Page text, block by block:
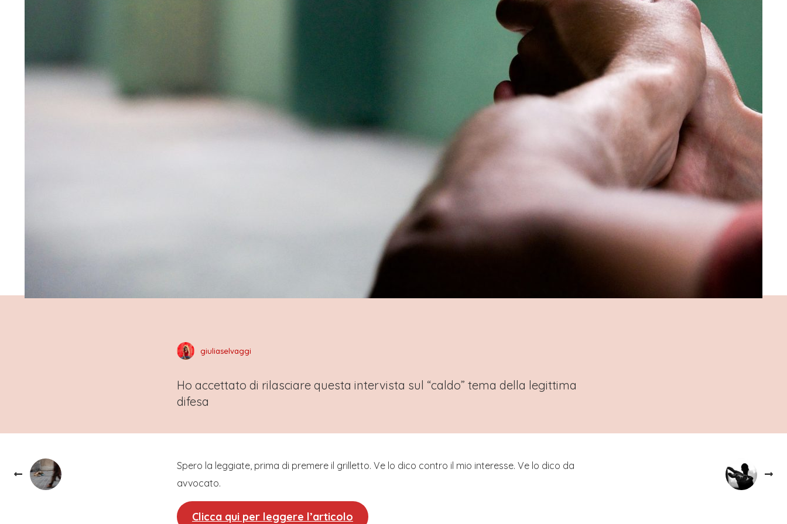
giuliaselvaggi
Ho accettato di rilasciare questa intervista sul “caldo” tema della legittima
difesa
Spero la leggiate, prima di premere il grilletto. Ve lo dico contro il mio interesse. Ve lo dico da
avvocato.
Clicca qui per leggere l’articolo